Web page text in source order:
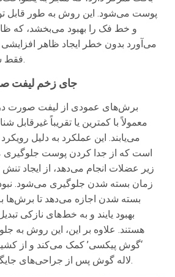
پوست می‌شود. این روش به طور قابل
و خط فک را بهبود می‌بخشد، که
می‌آورد بدون خطر ایجاد ظاهر افزایشی
فقط سطحی مطابقت دارد.
جای زخم لیفت
برش‌های عمودی از لیفت صورت در
معمولاً با کمترین یا تقریباً غیرقابل
می‌یابند. این عملکرد به دلیل
است که از جدا کردن پوست جلوگیری
زیر عضلات انجام می‌دهد، از ایجاد
زمان بسته شدن جلوگیری می‌شود.
بسته شدن اجازه می‌دهد تا برش‌ها
بهبود یایند و به خط‌های نازکی
هستند. علاوه بر این، این روش به
‘گوش پیکسی’ کمک می‌کند و از
لاله گوش پس از جراحی‌های جایگزین جلوگیری می‌کند.